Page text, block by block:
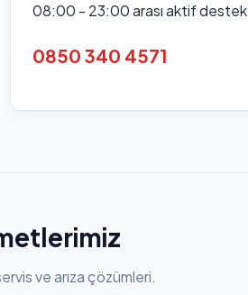
08:00 - 23:00 arası aktif destek
0850 340 4571
ve arıza çözümleri.